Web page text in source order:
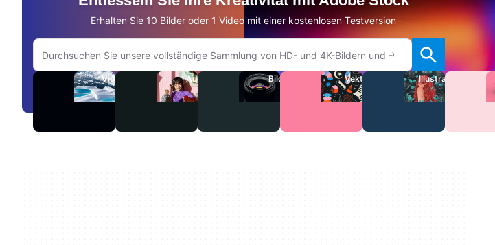
Erhalten Sie 10 Bilder oder 1 Video mit einer kostenlosen Testversion
Auf Adobe.com suchen
Videos Audio Bilder Vektoren Illustrationen